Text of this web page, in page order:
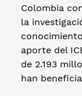
Colombia
la
aporte del
de 2.193
han